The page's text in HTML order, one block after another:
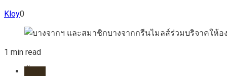
Kloy0
1 min read